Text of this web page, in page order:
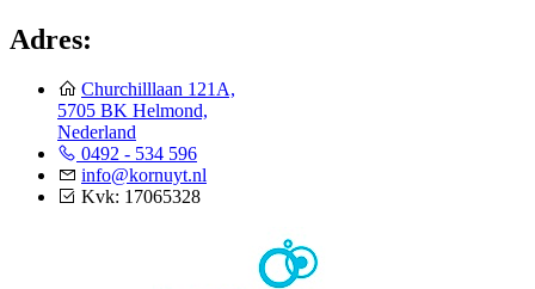
Adres:
Churchilllaan 121A,
5705 BK Helmond,
Nederland
0492 - 534 596
info@kornuyt.nl
Kvk: 17065328